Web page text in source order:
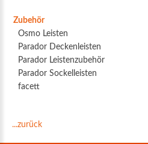
Zubehör
Osmo Leisten
Parador Deckenleisten
Parador Leistenzubehör
Parador Sockelleisten
facett
...zurück